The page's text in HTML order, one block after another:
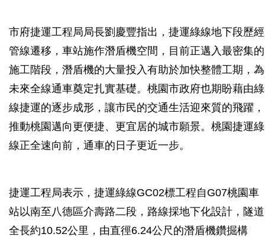
市府捷運工程局局長劉慶豐指出，捷運綠線地下段歷經
管線遷移，車站施作潛盾機空間，目前正邁入最密集的
施工階段，潛盾機的大量投入有助於加快整體工期，為
未來全線通車奠定扎實基礎。桃園市政府也期盼藉由綠
線捷運的逐步成形，讓市民的交通生活迎來質的飛躍，
推動桃園邁向更便捷、更宜居的城市願景。桃園捷運綠
線正全速向前，通車的日子更近一步。
捷運工程局表示，捷運綠線GC02標工程自G07桃園車
站以南至八德區介壽路二段，路線採地下化設計，隧道
全長約10.52公里，由直徑6.24公尺的潛盾機鑽掘構